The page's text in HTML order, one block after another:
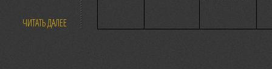
ЧИТАТЬ ДАЛЕЕ